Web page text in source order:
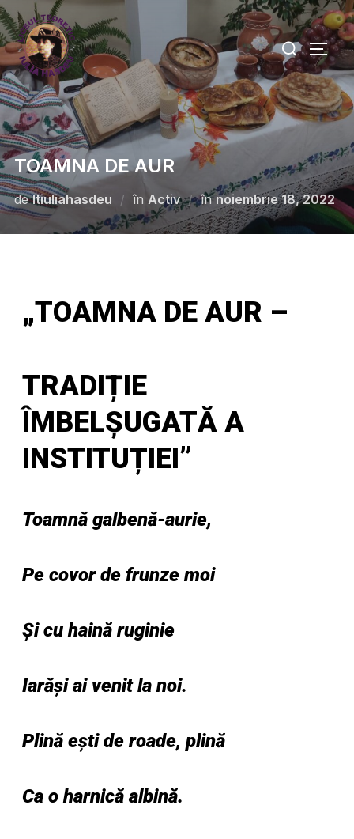
TOAMNA DE AUR
deltiuliahasdeu în Activ înnoiembrie 18, 2022
„TOAMNA DE AUR –
TRADIȚIE
ÎMBELȘUGATĂ A
INSTITUȚIEI”
Toamnă galbenă-aurie,
Pe covor de frunze moi
Și cu haină ruginie
Iarăși ai venit la noi.
Plină ești de roade, plină
Ca o harnică albină.